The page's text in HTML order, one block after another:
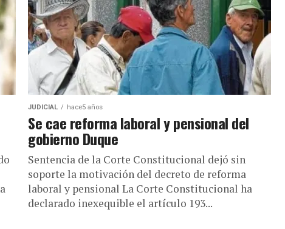
JUDICIAL hace5 años
Se cae reforma laboral y pensional del
gobierno Duque
Sentencia de la Corte Constitucional dejó sin
soporte la motivación del decreto de reforma
laboral y pensional La Corte Constitucional ha
declarado inexequible el artículo 193...